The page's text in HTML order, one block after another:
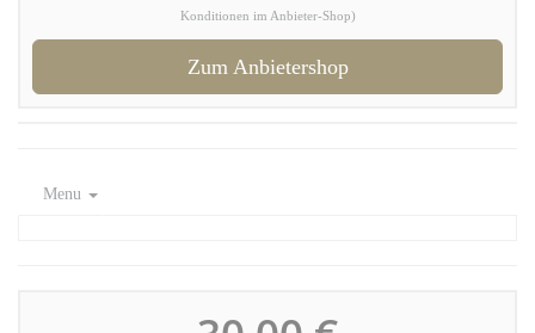
Konditionen im Anbieter-Shop)
Zum Anbietershop
Menu